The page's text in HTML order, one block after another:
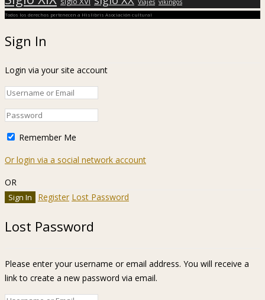
Viajes vikingos
Todos los derechos pertenecen a Hislibris Asociación cultural
Sign In
Login via your site account
Remember Me
Or login via a social network account
OR
Register Lost Password
Lost Password
Please enter your username or email address. You will receive a
link to create a new password via email.